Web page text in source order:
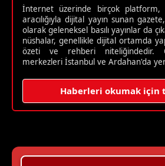
İnternet üzerinde birçok
aracılığıyla dijital yayın sunan
olarak geleneksel basılı yayınlar da
nüshalar, genellikle dijital ortamda
özeti ve rehberi niteliğindedir.
merkezleri İstanbul ve Ardahan'da
Haberleri okumak için